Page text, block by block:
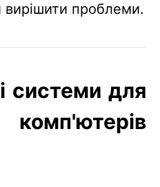
проблеми.
системи для